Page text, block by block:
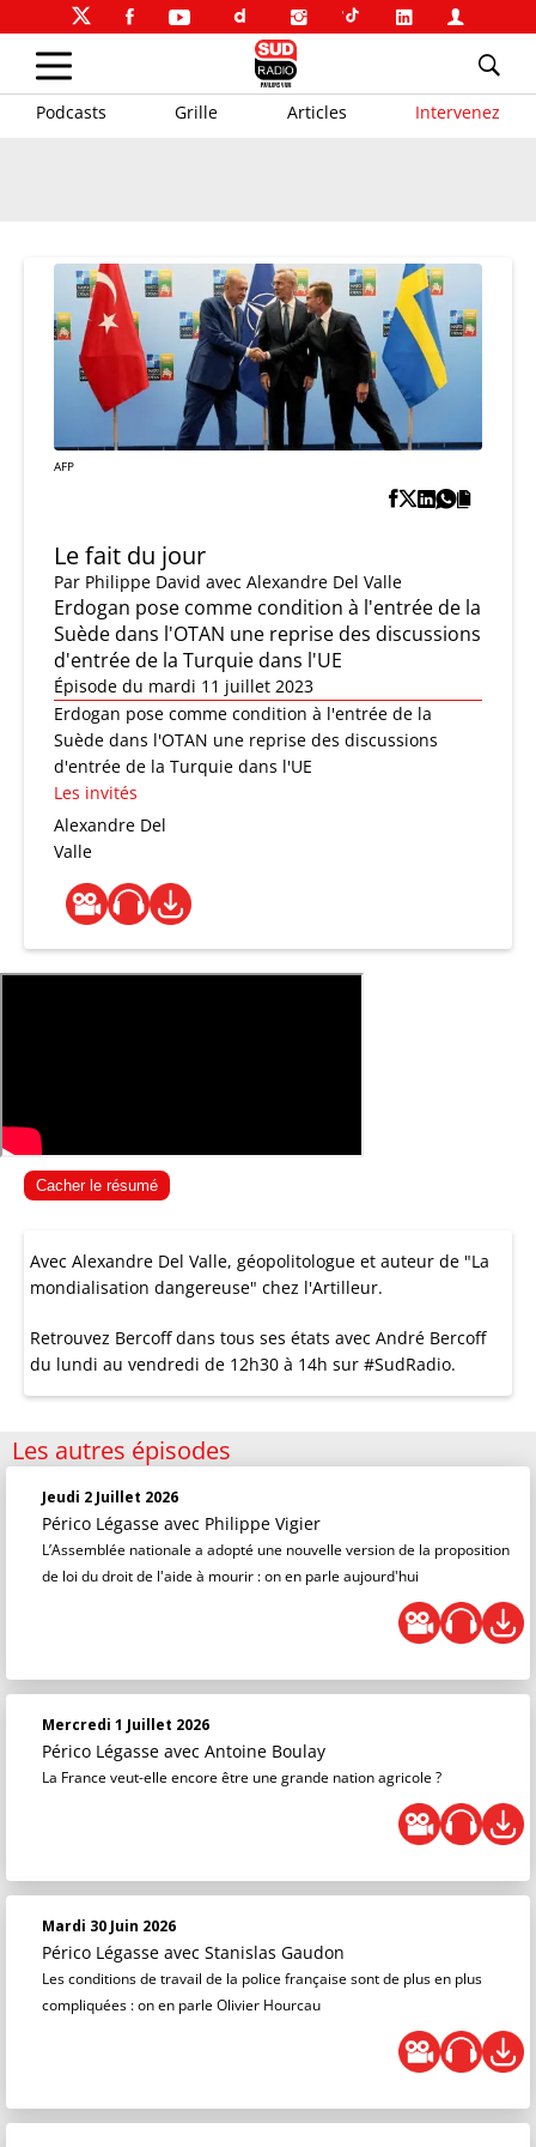
Podcasts Grille Articles Intervenez
AFP
Le fait du jour
Par Philippe David avec Alexandre Del Valle
Erdogan pose comme condition à l'entrée de la
Suède dans l'OTAN une reprise des discussions
d'entrée de la Turquie dans l'UE
Épisode du mardi 11 juillet 2023
Erdogan pose comme condition à l'entrée de la
Suède dans l'OTAN une reprise des discussions
d'entrée de la Turquie dans l'UE
Les invités
Alexandre Del
Valle
Cacher le résumé
Avec Alexandre Del Valle, géopolitologue et auteur de "La
mondialisation dangereuse" chez l'Artilleur.
Retrouvez Bercoff dans tous ses états avec André Bercoff
du lundi au vendredi de 12h30 à 14h sur #SudRadio.
Les autres épisodes
Jeudi 2 Juillet 2026
Périco Légasse avec Philippe Vigier
L’Assemblée nationale a adopté une nouvelle version de la proposition
de loi du droit de l'aide à mourir : on en parle aujourd'hui
Mercredi 1 Juillet 2026
Périco Légasse avec Antoine Boulay
La France veut-elle encore être une grande nation agricole ?
Mardi 30 Juin 2026
Périco Légasse avec Stanislas Gaudon
Les conditions de travail de la police française sont de plus en plus
compliquées : on en parle Olivier Hourcau